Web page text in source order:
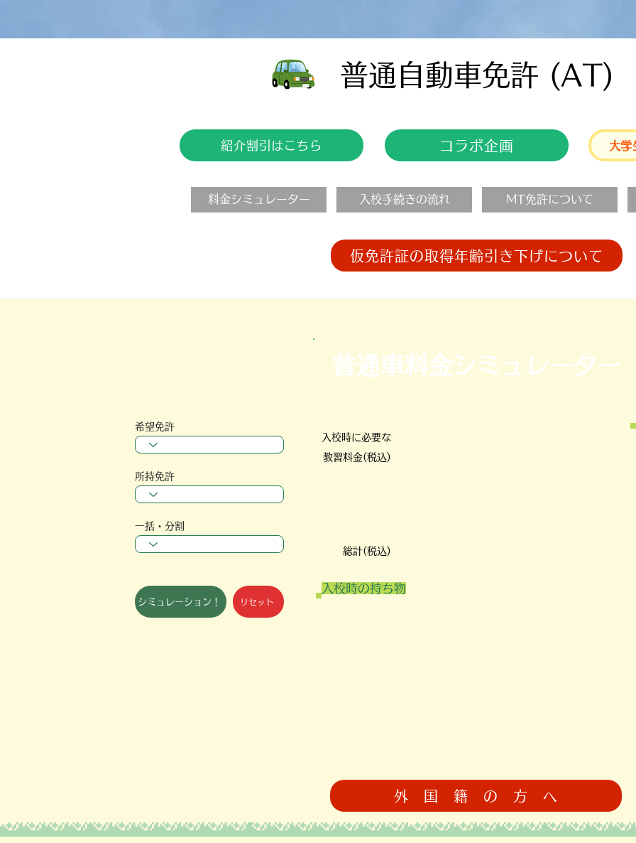
​普通自動車免許 (AT)
紹介割引はこちら コラボ企画 大学
料金シミュレーター 入校手続きの流れ MT免許について
仮免許証の取得年齢引き下げについて
普通車料金シミュレーター
希望免許
所持免許
一括・分割
シミュレーション！ リセット
入校時に必要な
教習料金(税込)
​総計(税込)
入校時の持ち物
外 国 籍 の 方 へ